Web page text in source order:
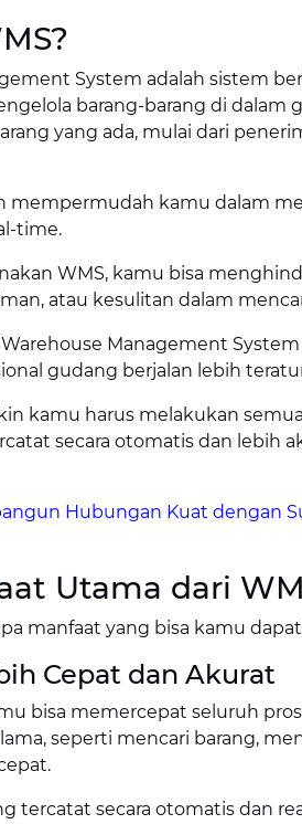
System adalah sistem
barang-barang di
yang ada, mulai dari
mempermudah kamu dalam
time.
WMS, kamu bisa
atau kesulitan dalam
Warehouse Management
gudang berjalan lebih
kamu harus melakukan
secara otomatis dan lebih
Hubungan Kuat dengan
Utama dari
manfaat yang bisa kamu
Cepat dan Akurat
bisa memercepat seluruh
seperti mencari barang,
tercatat secara otomatis dan